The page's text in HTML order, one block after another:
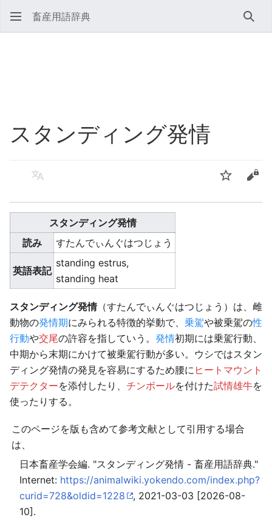
畜産用語辞典 検索
スタンディング発情
言語 ウォッチソ
スタンディング発情
読み
すたんでぃんぐはつじょう
英語表記
standing estrus,
standing heat
スタンディング発情（すたんでぃんぐはつじょう）は、雌
動物の発情期にみられる特徴的挙動で、 乗駕や被乗駕の性
行動や交尾の許容を指していう。 発情初期には乗駕行動、
中期から末期にかけて被乗駕行動が多い。ウシではスタン
ディング発情の発見を容易にするため腰に ヒートマウント
デテクターを添付したり、 チンボールを付けた試情雄牛を
使ったりする。
このページを版も含めて参考文献として引用する場合
は、
日本畜産学会編. "スタンディング発情 - 畜産用語辞典."
Internet: https://animalwiki.yokendo.com/index.php?
curid=728&oldid=1228
, 2021-03-03 [2026-08-
10].